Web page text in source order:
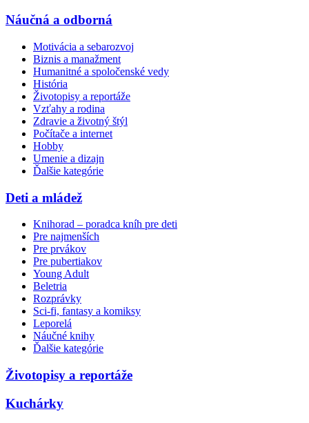
Náučná a odborná
Motivácia a sebarozvoj
Biznis a manažment
Humanitné a spoločenské vedy
História
Životopisy a reportáže
Vzťahy a rodina
Zdravie a životný štýl
Počítače a internet
Hobby
Umenie a dizajn
Ďalšie kategórie
Deti a mládež
Knihorad – poradca kníh pre deti
Pre najmenších
Pre prvákov
Pre pubertiakov
Young Adult
Beletria
Rozprávky
Sci-fi, fantasy a komiksy
Leporelá
Náučné knihy
Ďalšie kategórie
Životopisy a reportáže
Kuchárky